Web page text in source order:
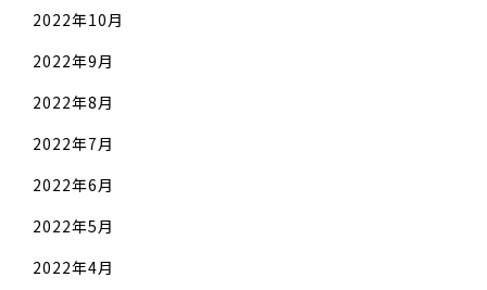
2022年10月
2022年9月
2022年8月
2022年7月
2022年6月
2022年5月
2022年4月